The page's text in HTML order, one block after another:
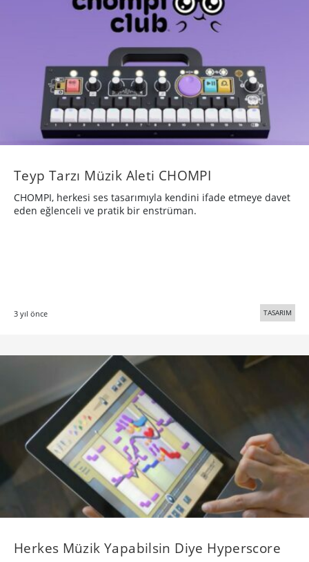
Teyp Tarzı Müzik Aleti CHOMPI
CHOMPI, herkesi ses tasarımıyla kendini ifade etmeye davet
eden eğlenceli ve pratik bir enstrüman.
3 yıl önce TASARIM
Herkes Müzik Yapabilsin Diye Hyperscore